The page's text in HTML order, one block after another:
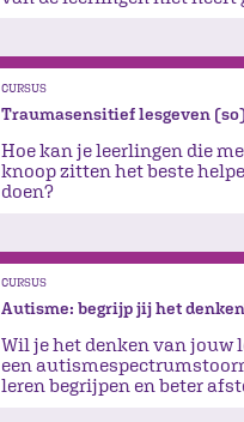
CURSUS
Traumasensitief lesgeven (so)
Hoe kan je leerlingen die
knoop zitten het beste
doen?
CURSUS
Autisme: begrijp jij het
Wil je het denken van jouw
een
leren begrijpen en beter